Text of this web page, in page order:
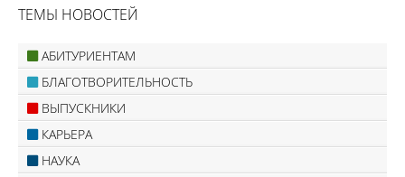
ТЕМЫ НОВОСТЕЙ
АБИТУРИЕНТАМ
БЛАГОТВОРИТЕЛЬНОСТЬ
ВЫПУСКНИКИ
КАРЬЕРА
НАУКА